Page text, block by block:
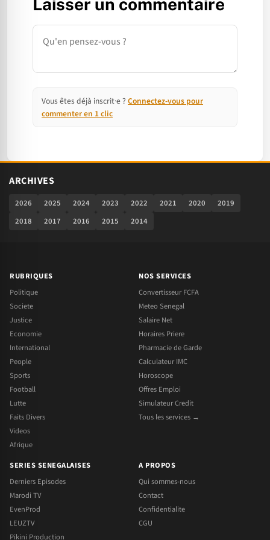
Laisser un commentaire
Commentaire
Vous êtes déjà inscrit·e ? Connectez-vous pour
commenter en 1 clic
ARCHIVES
2026 2025 2024 2023 2022 2021 2020
2019
2018
2017 2016 2015 2014
RUBRIQUES
Politique
Societe
Justice
Economie
International
People
Sports
Football
Lutte
Faits Divers
Videos
Afrique
NOS SERVICES
Convertisseur FCFA
Meteo Senegal
Salaire Net
Horaires Priere
Pharmacie de Garde
Calculateur IMC
Horoscope
Offres Emploi
Simulateur Credit
Tous les services →
SERIES SENEGALAISES
Derniers Episodes
Marodi TV
EvenProd
LEUZTV
Pikini Production
A PROPOS
Qui sommes-nous
Contact
Confidentialite
CGU